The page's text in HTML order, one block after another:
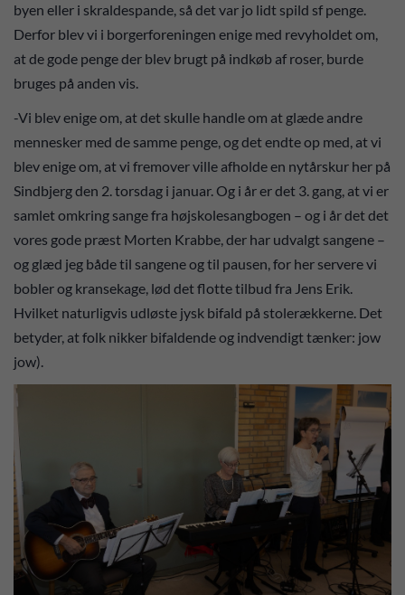
byen eller i skraldespande, så det var jo lidt spild sf penge.
Derfor blev vi i borgerforeningen enige med revyholdet om,
at de gode penge der blev brugt på indkøb af roser, burde
bruges på anden vis.
-Vi blev enige om, at det skulle handle om at glæde andre
mennesker med de samme penge, og det endte op med, at vi
blev enige om, at vi fremover ville afholde en nytårskur her på
Sindbjerg den 2. torsdag i januar. Og i år er det 3. gang, at vi er
samlet omkring sange fra højskolesangbogen – og i år det det
vores gode præst Morten Krabbe, der har udvalgt sangene –
og glæd jeg både til sangene og til pausen, for her servere vi
bobler og kransekage, lød det flotte tilbud fra Jens Erik.
Hvilket naturligvis udløste jysk bifald på stolerækkerne. Det
betyder, at folk nikker bifaldende og indvendigt tænker: jow
jow).